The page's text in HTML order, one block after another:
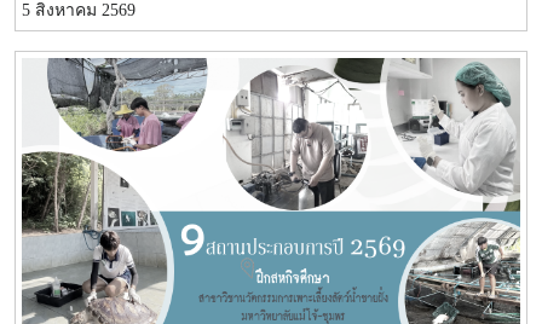
ถนนผังเมืองรวม สาย ก3 และ ก4ในเขตผังเมืองรวมชุมชน
ปากน้ำหลังสวน จังหวัดชุมพร ครั้งที่ 2/2569 ณ ห้องประชุม
เกาะทองหลาง ชั้น 3 ศาลากลางจังหวัดชุมพร โดยมีนายจักร
พงศ์ นิลไพรัช ธนารักษ์พื้นที่ชุมพร เป็นประธานในการ
ประชุมในการนี้ นายอุดม จิตตวงค์ โยธาธิการและผังเมือง
จังหวัดชุมพร พร้อมด้วยคณะที่ปรึกษาโครงการจัดรูปที่ดิน
เพื่อพัฒนาพื้นที่ส่วนจังหวัดชุมพร บริเวณถนนผังเมืองรวม
สาย ก3 และก4 ในเขตผังเมืองรวมชุมชนปากน้ำหลังสวน เข้า
ร่วมการประชุมฯ ดังกล่าว เพื่อพิจารณาขอความเห็นชอบค่า
ชดเชยต้นไม้และพืชผล และค่าชดเชยอาคารและสิ่งปลูก
สร้างจากกองทุนจัดรูปที่ดินเพื่อพัฒนาพื้นที่มติที่ประชุม รับ
5 สิงหาคม 2569